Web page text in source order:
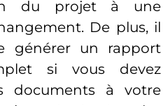
du projet à une
De plus, il
générer un rapport
si vous devez
documents à votre